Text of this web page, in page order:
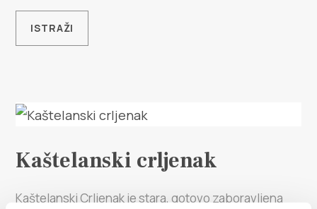
21216 Kaštel Stari, Hrvatska
ISTRAŽI
Kaštelanski crljenak
Kaštelanski Crljenak je stara, gotovo zaboravljena